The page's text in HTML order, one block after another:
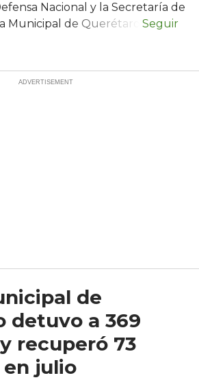
Nacional y la Secretaría de
Municipal de Querétaro.
de
detuvo a 369
recuperó 73
julio